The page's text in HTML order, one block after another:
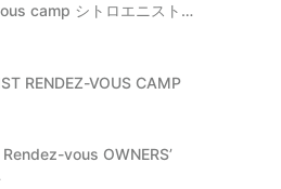
camp シトロエニスト…
RENDEZ-VOUS CAMP
vous OWNERS’